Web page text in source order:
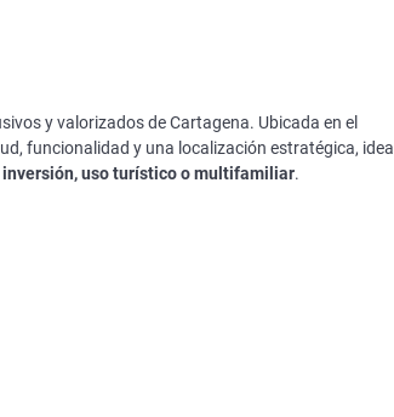
y valorizados de Cartagena. Ubicada en el
funcionalidad y una localización estratégica, ideal
inversión, uso turístico o multifamiliar.